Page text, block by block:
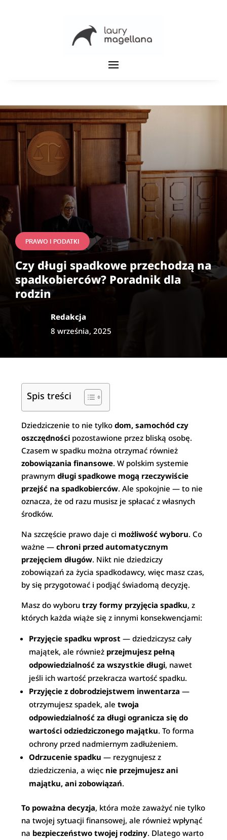
PRAWO I PODATKI
Czy długi spadkowe przechodzą na
spadkobierców? Poradnik dla
rodzin
Redakcja
8 września, 2025
Spis treści
Dziedziczenie to nie tylkodom, samochód czy
oszczędności pozostawione przez bliską osobę.
Czasem w spadku można otrzymać również
zobowiązania finansowe. W polskim systemie
prawnymdługi spadkowe mogą rzeczywiście
przejść na spadkobierców. Ale spokojnie — to nie
oznacza, że od razu musisz je spłacać z własnych
środków.
Na szczęście prawo daje ci możliwość wyboru. Co
ważne —chroni przed automatycznym
przejęciem długów. Nikt nie dziedziczy
zobowiązań za życia spadkodawcy, więc masz czas,
by się przygotować i podjąć świadomą decyzję.
Masz do wyborutrzy formy przyjęcia spadku, z
których każda wiąże się z innymi konsekwencjami:
Przyjęcie spadku wprost — dziedziczysz cały
majątek, ale również przejmujesz pełną
odpowiedzialność za wszystkie długi, nawet
jeśli ich wartość przekracza wartość spadku.
Przyjęcie z dobrodziejstwem inwentarza —
otrzymujesz spadek, aletwoja
odpowiedzialność za długi ogranicza się do
wartości odziedziczonego majątku. To forma
ochrony przed nadmiernym zadłużeniem.
Odrzucenie spadku — rezygnujesz z
dziedziczenia, a więc nie przejmujesz ani
majątku, ani zobowiązań.
To poważna decyzja, która może zaważyć nie tylko
na twojej sytuacji finansowej, ale również wpłynąć
na bezpieczeństwo twojej rodziny. Dlatego warto